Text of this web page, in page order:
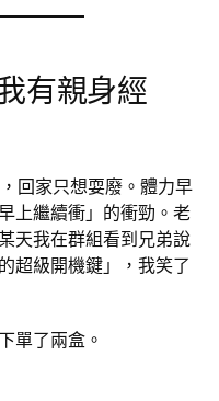
有親身經
回家只想耍廢。體力早
上繼續衝」的衝勁。老
天我在群組看到兄弟說
超級開機鍵」，我笑了
單了兩盒。